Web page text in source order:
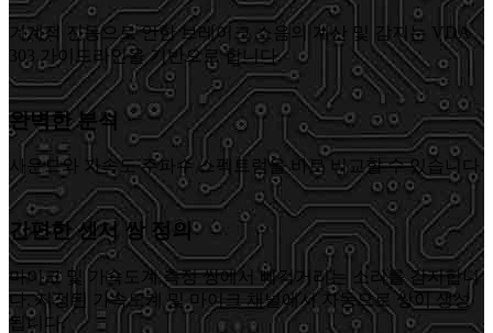
기계적 진동으로 인한 브레이크 소음의 계산 및 감지는 VDA
303 가이드라인을 기반으로 합니다.
완벽한 분석
사운드와 가속도 주파수 스펙트럼을 바로 비교할 수 있습니다.
간편한 센서 쌍 정의
마이크 및 가속도계 측정 쌍에서 삐걱거리는 소리를 감지합니
다. 지정된 가속도계 및 마이크 채널에서 자동으로 쌍이 생성
됩니다.